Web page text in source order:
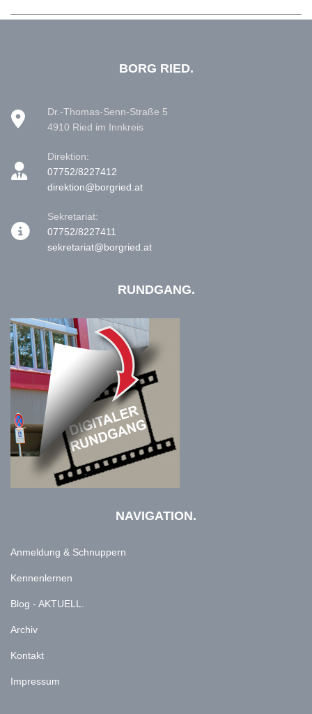
BORG RIED.
Dr.-Thomas-Senn-Straße 5
4910 Ried im Innkreis
Direktion:
07752/8227412
direktion@borgried.at
Sekretariat:
07752/8227411
sekretariat@borgried.at
RUNDGANG.
NAVIGATION.
Anmeldung & Schnuppern
Kennenlernen
Blog - AKTUELL.
Archiv
Kontakt
Impressum